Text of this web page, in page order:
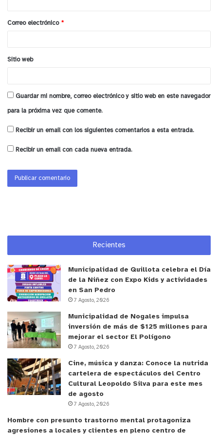
*
Correo electrónico *
Sitio web
Guardar mi nombre, correo electrónico y sitio web en este navegador
para la próxima vez que comente.
Recibir un email con los siguientes comentarios a esta entrada.
Recibir un email con cada nueva entrada.
Recientes
Municipalidad de Quillota celebra el Día
de la Niñez con Expo Kids y actividades
en San Pedro
7 Agosto, 2026
Municipalidad de Nogales impulsa
inversión de más de $125 millones para
mejorar el sector El Polígono
7 Agosto, 2026
Cine, música y danza: Conoce la nutrida
cartelera de espectáculos del Centro
Cultural Leopoldo Silva para este mes
de agosto
7 Agosto, 2026
Hombre con presunto trastorno mental protagoniza
agresiones a locales y clientes en pleno centro de